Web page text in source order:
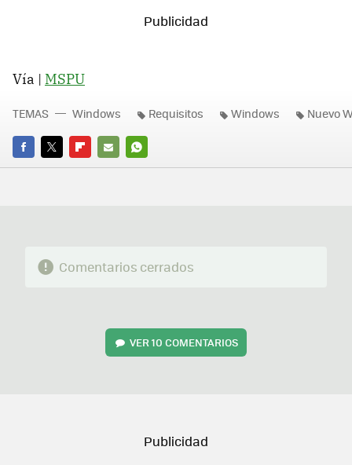
Vía | MSPU
FACEBOOK
TWITTERFLIPBOARD
E-
WHATSAPP
TEMAS Windows Requisitos Windows Nuevo
Comentarios cerrados
VER 10 COMENTARIOS